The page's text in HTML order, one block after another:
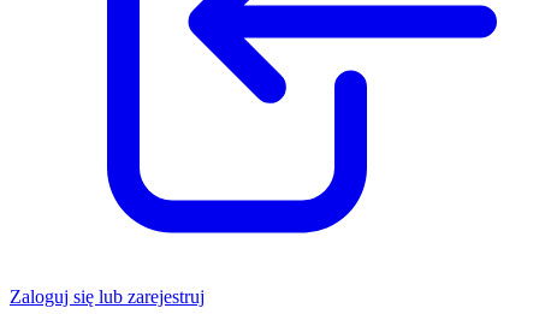
Zaloguj się lub zarejestruj